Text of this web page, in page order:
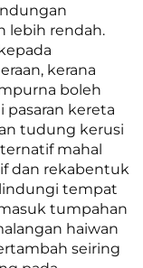
lebih rendah.
kerana
boleh
kereta
tudung kerusi
mahal
dan rekabentuk
tempat
tumpahan
haiwan
seiring